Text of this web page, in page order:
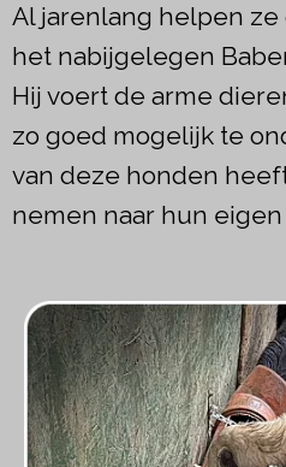
Al jarenlang helpen ze
het nabijgelegen
Hij voert de arme
zo goed mogelijk te
van deze honden
nemen naar hun eigen